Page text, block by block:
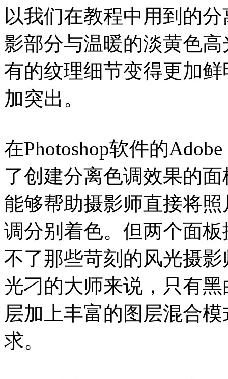
以我们在教程中用到的
影部分与温暖的淡黄色
有的纹理细节变得更加
加突出。
在Photoshop软件的
了创建分离色调效果的
能够帮助摄影师直接将
调分别着色。但两个面
不了那些苛刻的风光摄
光刁的大师来说，只有
层加上丰富的图层混合
求。